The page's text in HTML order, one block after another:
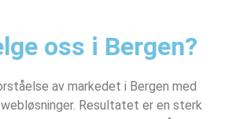
oss i Bergen?
av markedet i Bergen med
Resultatet er en sterk